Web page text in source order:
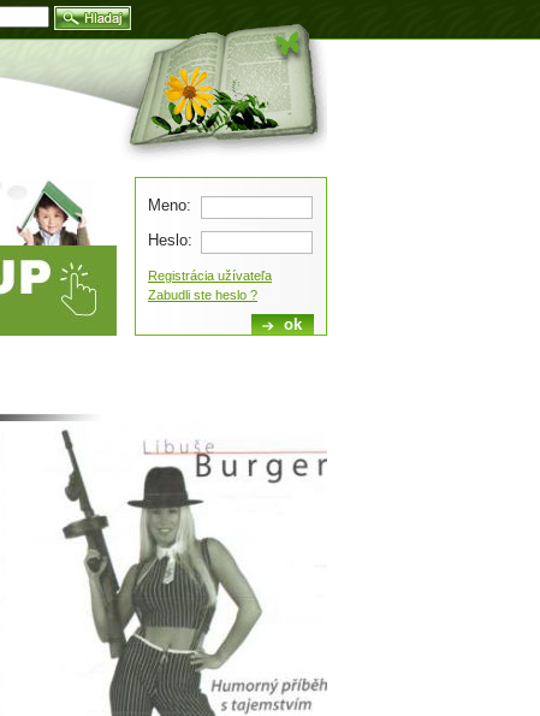
Meno:
Heslo:
Registrácia užívateľa
Zabudli ste heslo ?